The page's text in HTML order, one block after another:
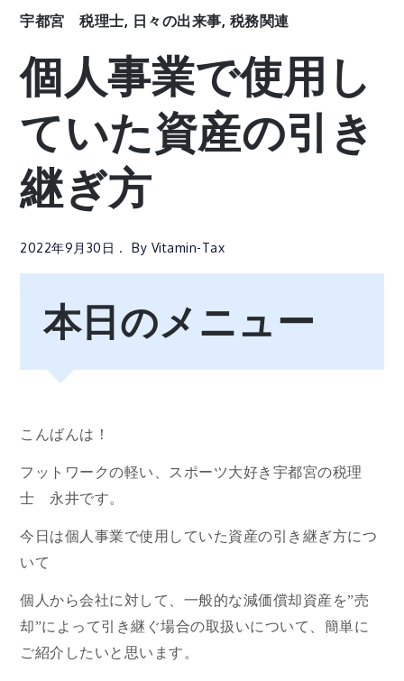
宇都宮 税理士, 日々の出来事, 税務関連
個人事業で使用し
ていた資産の引き
継ぎ方
2022年9月30日 By Vitamin-Tax
本日のメニュー
こんばんは！
フットワークの軽い、スポーツ大好き宇都宮の税理
士 永井です。
今日は個人事業で使用していた資産の引き継ぎ方につ
いて
個人から会社に対して、一般的な減価償却資産を”売
却”によって引き継ぐ場合の取扱いについて、簡単に
ご紹介したいと思います。